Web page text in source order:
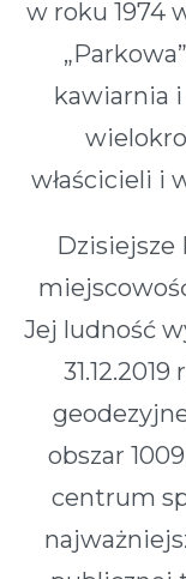
w roku 1974
kawiarnia
właścicieli i
Dzisiejsze
Jej ludność
obszar
centrum